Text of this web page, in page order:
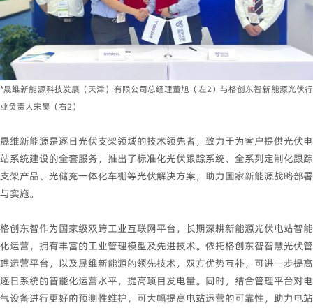
*晟维新能源科技发展（天津）有限公司总经理董旭（左2）与格创东智新能源光伏行
业负责人宋昊（右2）
晟维新能源是逐日光伏支架领域的技术领先者，致力于为客户提供光伏电
站系统建设的全套服务，推出了标准化光伏跟踪系统、全系列定制化跟踪
支架产品、光储充一体化车棚等光伏解决方案，助力国家新能源战略部署
与实施。
格创东智作为国家级双跨工业互联网平台，长期深耕新能源光伏电站智能
化运营，拥有丰富的工业管理模型及先进技术。依托格创东智智慧光伏管
理运营平台，以及晟维新能源的领先技术，双方优势互补，可进一步提高
逐日系统的智能化运营水平，提高项目发电量。同时，结合管理平台对电
气设备进行更好的预测性维护，可大幅提高电站运营的可靠性，助力电站